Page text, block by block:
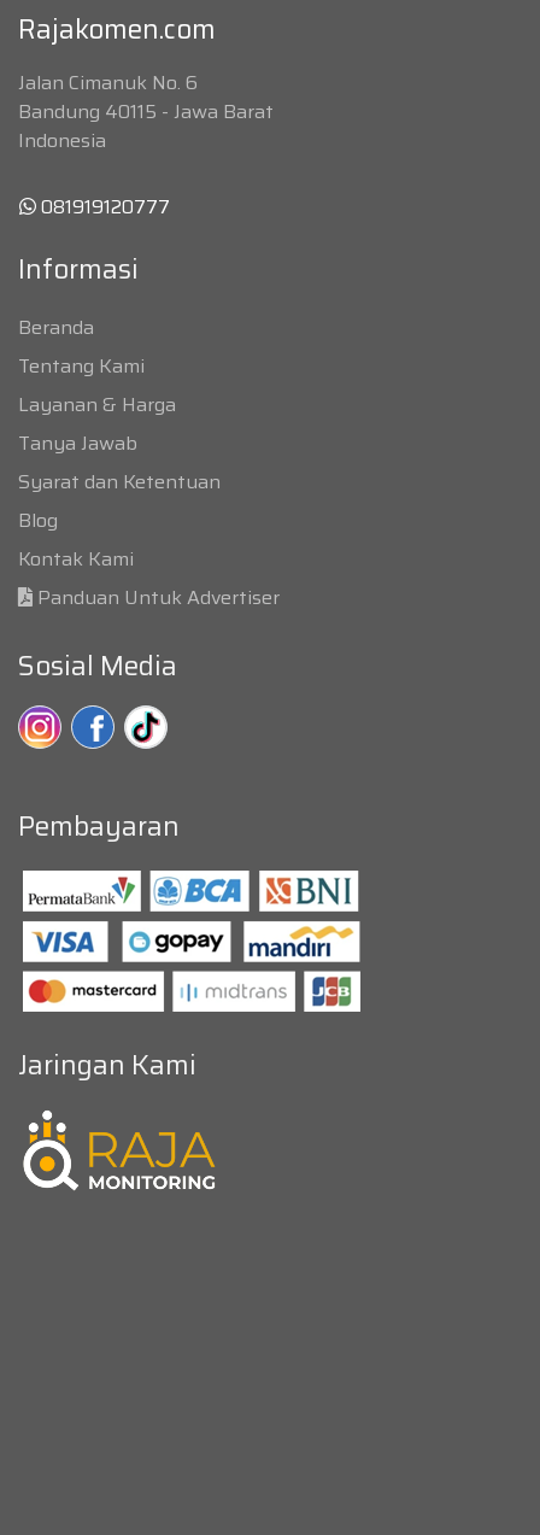
Rajakomen.com
Jalan Cimanuk No. 6
Bandung 40115 - Jawa Barat
Indonesia
081919120777
Informasi
Beranda
Tentang Kami
Layanan & Harga
Tanya Jawab
Syarat dan Ketentuan
Blog
Kontak Kami
Panduan Untuk Advertiser
Sosial Media
Pembayaran
Jaringan Kami